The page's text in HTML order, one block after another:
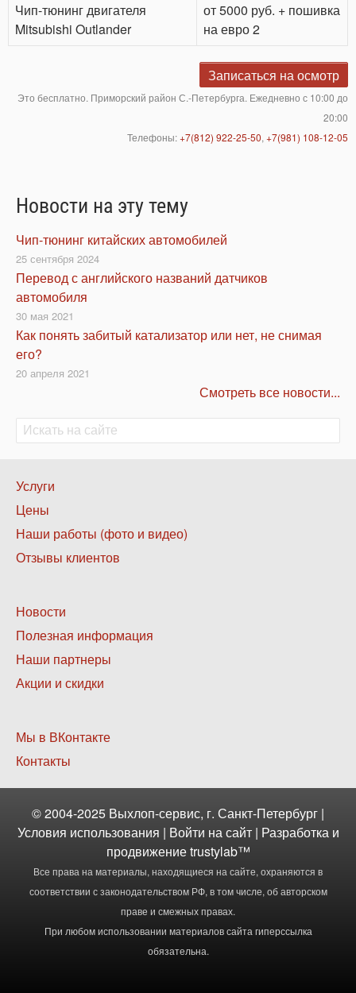
Чип-тюнинг двигателя
Mitsubishi Outlander
от 5000 руб. + пошивка
на евро 2
Записаться на осмотр
Это бесплатно. Приморский район С.-Петербурга. Ежедневно с 10:00 до
20:00
Телефоны:+7(812) 922-25-50, +7(981) 108-12-05
Новости на эту тему
Чип-тюнинг китайских автомобилей
25 сентября 2024
Перевод с английского названий датчиков
автомобиля
30 мая 2021
Как понять забитый катализатор или нет, не снимая
его?
20 апреля 2021
Смотреть все новости...
Поиск
Поиск
Нижнее
меню
1
Услуги
Цены
Наши работы (фото и видео)
Отзывы клиентов
Нижнее
меню
2
Новости
Полезная информация
Наши партнеры
Акции и скидки
Нижнее
меню
3
Мы в ВКонтакте
Контакты
© 2004-2025 Выхлоп-сервис, г. Санкт-Петербург |
Условия использования | Войти на сайт | Разработка и
продвижениеtrustylab™
Все права на материалы, находящиеся на сайте, охраняются в
соответствии с законодательством РФ, в том числе, об авторском
праве и смежных правах.
При любом использовании материалов сайта гиперссылка
обязательна.